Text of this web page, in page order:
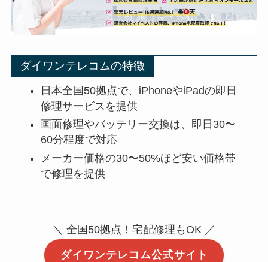
ダイワンテレコムの特徴
日本全国50拠点で、iPhoneやiPadの即日
修理サービスを提供
画面修理やバッテリー交換は、即日30〜
60分程度で対応
メーカー価格の30〜50%ほど安い価格帯
で修理を提供
＼ 全国50拠点！宅配修理もOK ／
ダイワンテレコム公式サイト